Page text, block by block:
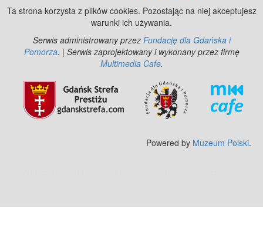
Ta strona korzysta z plików cookies. Pozostając na niej akceptujesz
warunki ich używania.
Serwis administrowany przez Fundację dla Gdańska i
Pomorza. | Serwis zaprojektowany i wykonany przez firmę
Multimedia Cafe.
Powered by Muzeum Polski.